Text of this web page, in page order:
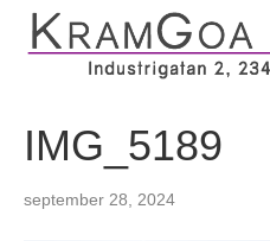
IMG_5189
september 28, 2024